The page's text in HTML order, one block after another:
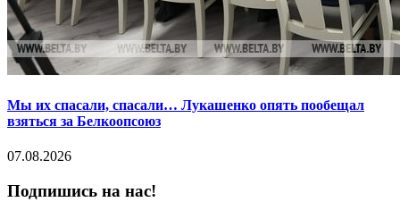
Мы их спасали, спасали… Лукашенко опять пообещал
взяться за Белкоопсоюз
07.08.2026
Подпишись на нас!